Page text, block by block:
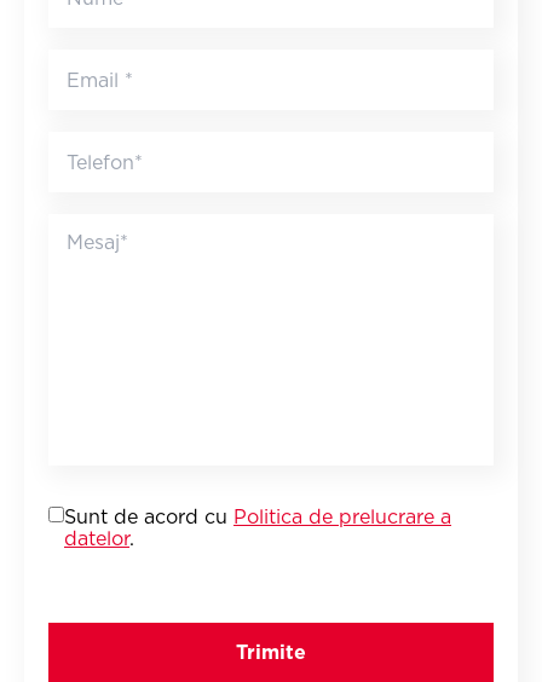
Sunt de acord cu Politica de prelucrare a
datelor.